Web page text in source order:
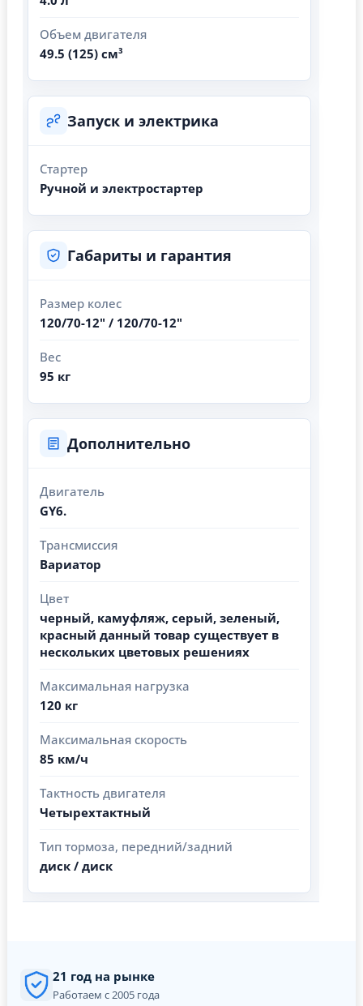
Объем двигателя
49.5 (125) см³
Запуск и электрика
Стартер
Ручной и электростартер
Габариты и гарантия
Размер колес
120/70-12" / 120/70-12"
Вес
95 кг
Дополнительно
Двигатель
GY6.
Трансмиссия
Вариатор
Цвет
черный, камуфляж, серый, зеленый,
красный данный товар существует в
нескольких цветовых решениях
Максимальная нагрузка
120 кг
Максимальная скорость
85 км/ч
Тактность двигателя
Четырехтактный
Тип тормоза, передний/задний
диск / диск
21 год на рынке
Работаем с 2005 года